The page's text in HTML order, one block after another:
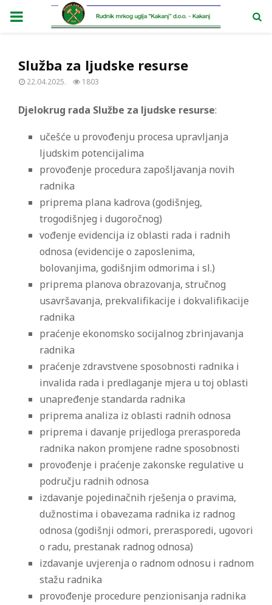
PRIMARY
Služba za ljudske resurse
22.04.2025. 1803
Djelokrug rada Službe za ljudske resurse:
učešće u provođenju procesa upravljanja
ljudskim potencijalima
provođenje procedura zapošljavanja novih
radnika
priprema plana kadrova (godišnjeg,
trogodišnjeg i dugoročnog)
vođenje evidencija iz oblasti rada i radnih
odnosa (evidencije o zaposlenima,
bolovanjima, godišnjim odmorima i sl.)
priprema planova obrazovanja, stručnog
usavršavanja, prekvalifikacije i dokvalifikacije
radnika
praćenje ekonomsko socijalnog zbrinjavanja
radnika
praćenje zdravstvene sposobnosti radnika i
invalida rada i predlaganje mjera u toj oblasti
unapređenje standarda radnika
priprema analiza iz oblasti radnih odnosa
priprema i davanje prijedloga prerasporeda
radnika nakon promjene radne sposobnosti
provođenje i praćenje zakonske regulative u
području radnih odnosa
izdavanje pojedinačnih rješenja o pravima,
dužnostima i obavezama radnika iz radnog
odnosa (godišnji odmori, prerasporedi, ugovori
o radu, prestanak radnog odnosa)
izdavanje uvjerenja o radnom odnosu i radnom
stažu radnika
provođenje procedure penzionisanja radnika